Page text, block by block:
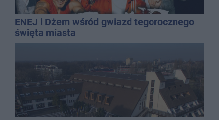
ENEJ i Dżem wśród gwiazd tegorocznego
święta miasta